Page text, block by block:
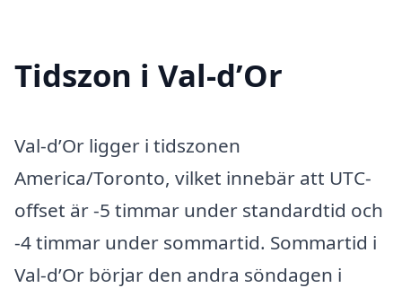
Tidszon i Val-d’Or
Val-d’Or ligger i tidszonen
America/Toronto, vilket innebär att UTC-
offset är -5 timmar under standardtid och
-4 timmar under sommartid. Sommartid i
Val-d’Or börjar den andra söndagen i